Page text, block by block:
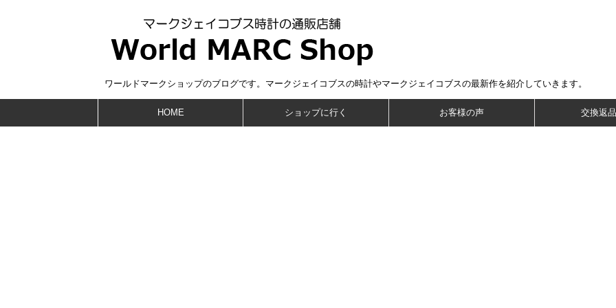
ワールドマークショップのブログです。マークジェイコブスの時計やマークジェイコブスの最新作を紹介していきます。
HOME ショップに行く お客様の声 交換返